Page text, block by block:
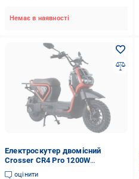
Немає в наявності
Електроскутер двомісний
Crosser CR4 Pro 1200W
76,8V/30Ah Червоний
оцінити